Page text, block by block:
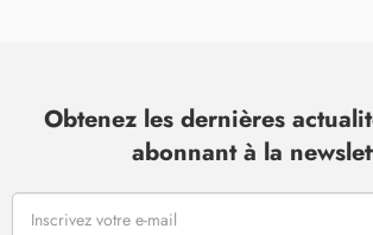
Obtenez les dernières
abonnant à la